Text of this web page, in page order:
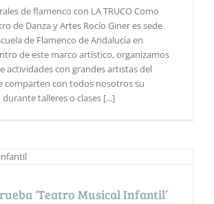
de flamenco con LA TRUCO Como
de Danza y Artes Rocío Giner es sede
de Flamenco de Andalucía en
de este marco artístico, organizamos
actividades con grandes artistas del
comparten con todos nosotros su
talleres o clases [...]
‘Teatro Musical Infantil’